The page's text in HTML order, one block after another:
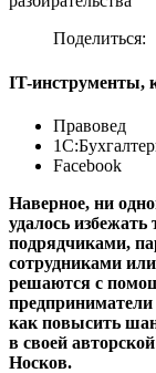
Поделиться:
IT-инструменты,
Правовед
Facebook
Наверное, ни
удалось
подрядчиками,
сотрудниками
решаются с
как повысить
в своей
Носков.